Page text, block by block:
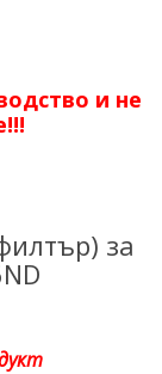
и не
за